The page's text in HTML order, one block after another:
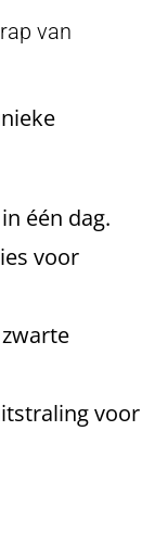
van
één dag.
voor
voor